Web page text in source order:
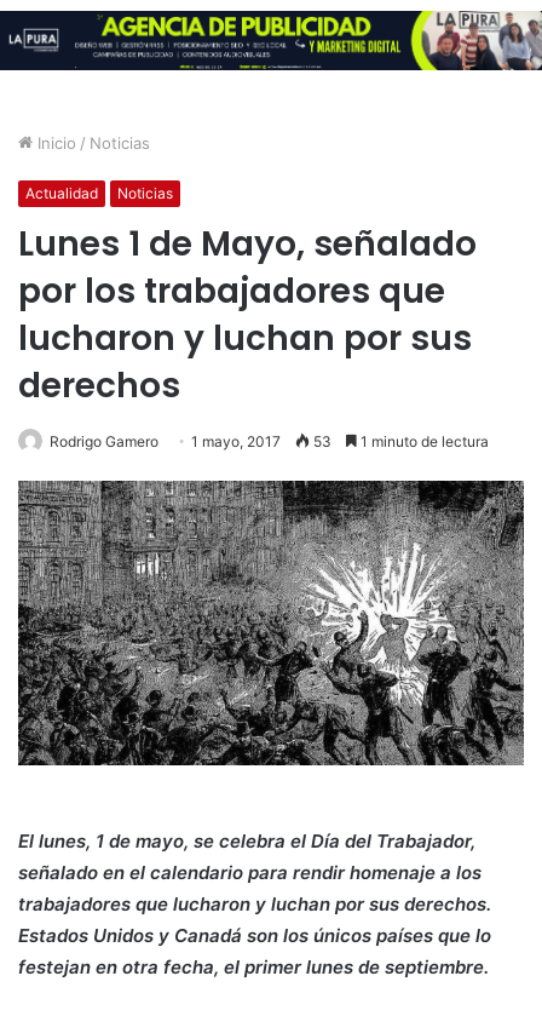
Inicio / Noticias
Actualidad Noticias
Lunes 1 de Mayo, señalado
por los trabajadores que
lucharon y luchan por sus
derechos
Rodrigo Gamero 1 mayo, 2017 53 1 minuto de lectura
El lunes, 1 de mayo, se celebra el Día del Trabajador,
señalado en el calendario para rendir homenaje a los
trabajadores que lucharon y luchan por sus derechos.
Estados Unidos y Canadá son los únicos países que lo
festejan en otra fecha, el primer lunes de septiembre.